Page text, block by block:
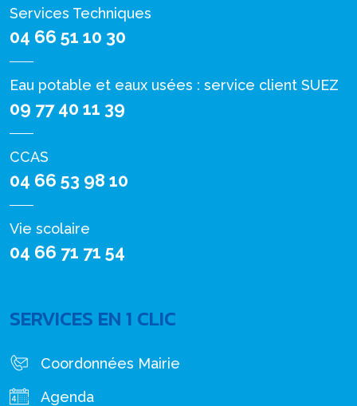
Services Techniques
04 66 51 10 30
Eau potable et eaux usées : service client SUEZ
09 77 40 11 39
CCAS
04 66 53 98 10
Vie scolaire
04 66 71 71 54
SERVICES EN 1 CLIC
Coordonnées Mairie
Agenda